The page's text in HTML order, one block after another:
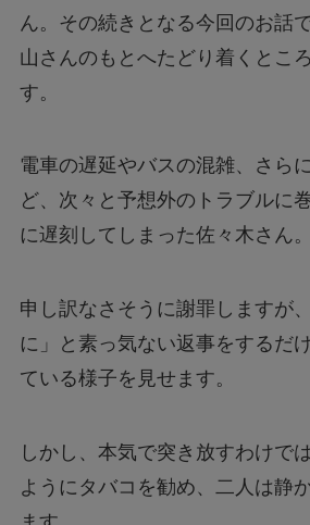
ん。その続きとなる今回のお話
山さんのもとへたどり着くとこ
す。
電車の遅延やバスの混雑、さら
ど、次々と予想外のトラブルに
に遅刻してしまった佐々木さん。
申し訳なさそうに謝罪しますが
に」と素っ気ない返事をするだ
ている様子を見せます。
しかし、本気で突き放すわけで
ようにタバコを勧め、二人は静